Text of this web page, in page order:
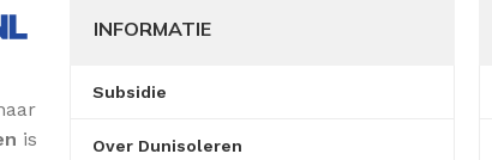
is
INFORMATIE
Subsidie
Over Dunisoleren